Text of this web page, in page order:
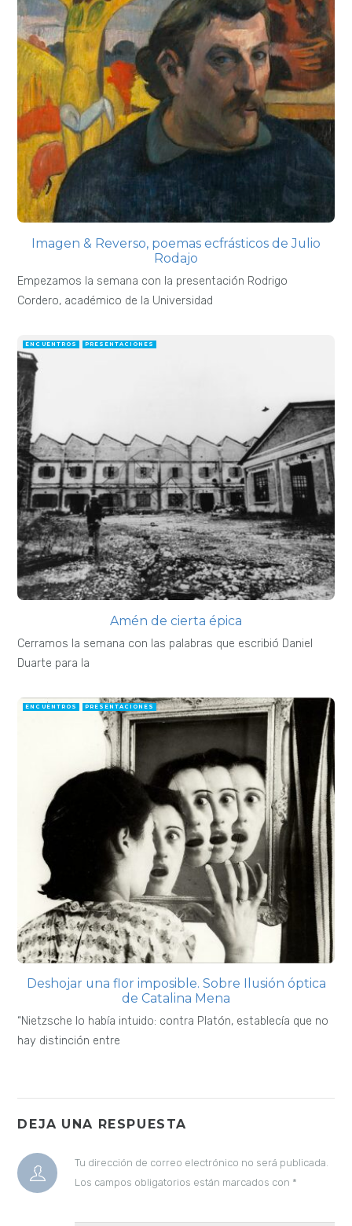
Imagen & Reverso, poemas ecfrásticos de Julio
Rodajo
Empezamos la semana con la presentación Rodrigo
Cordero, académico de la Universidad
ENCUENTROS PRESENTACIONES
Amén de cierta épica
Cerramos la semana con las palabras que escribió Daniel
Duarte para la
ENCUENTROS PRESENTACIONES
Deshojar una flor imposible. Sobre Ilusión óptica
de Catalina Mena
“Nietzsche lo había intuido: contra Platón, establecía que no
hay distinción entre
DEJA UNA RESPUESTA
Tu dirección de correo electrónico no será publicada.
Los campos obligatorios están marcados con *